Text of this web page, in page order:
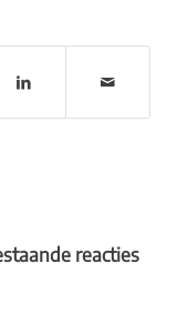
reacties